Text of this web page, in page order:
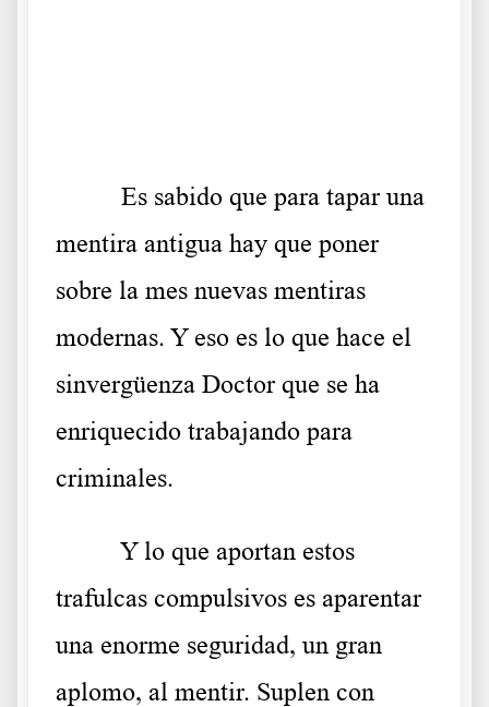
Es sabido que para tapar una
mentira antigua hay que poner
sobre la mes nuevas mentiras
modernas. Y eso es lo que hace el
sinvergüenza Doctor que se ha
enriquecido trabajando para
criminales.
Y lo que aportan estos
trafulcas compulsivos es aparentar
una enorme seguridad, un gran
aplomo, al mentir. Suplen con